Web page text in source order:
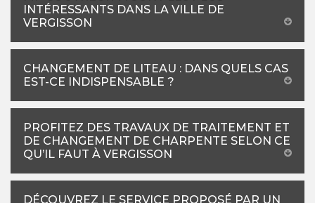
INTÉRESSANTS DANS LA VILLE DE
VERGISSON
CHANGEMENT DE LITEAU : DANS QUELS CAS
EST-CE INDISPENSABLE ?
PROFITEZ DES TRAVAUX DE TRAITEMENT ET
DE CHANGEMENT DE CHARPENTE SELON CE
QU’IL FAUT À VERGISSON
DÉCOUVREZ LE SERVICE PROPOSÉ PAR UN